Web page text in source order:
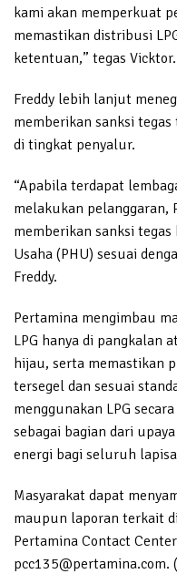
kami akan memperkuat
memastikan distribusi
ketentuan,” tegas Vicktor.
Freddy lebih lanjut
memberikan sanksi
di tingkat penyalur.
“Apabila terdapat
melakukan pelanggaran,
memberikan sanksi
Usaha (PHU) sesuai
Freddy.
Pertamina mengimbau
LPG hanya di pangkalan
hijau, serta memastikan
tersegel dan sesuai
menggunakan LPG
sebagai bagian dari
energi bagi seluruh
Masyarakat dapat
maupun laporan terkait
Pertamina Contact
pcc135@pertamina.com.